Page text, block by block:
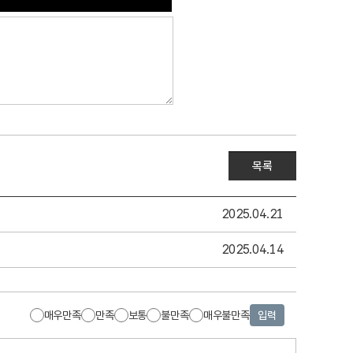
목록
2025.04.21
2025.04.14
매우만족 만족 보통 불만족 매우불만족 입력